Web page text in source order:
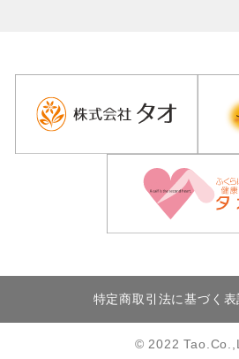
特定商取引法に基づく
© 2022